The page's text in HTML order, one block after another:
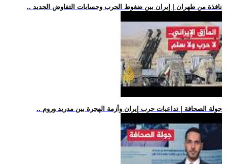
.. نافذة من طهران | إيران بين ضغوط الحرب وحسابات التفاوض الجديد
.. جولة الصحافة | تداعيات حرب إيران وأزمة الهجرة بين مدريد وروم